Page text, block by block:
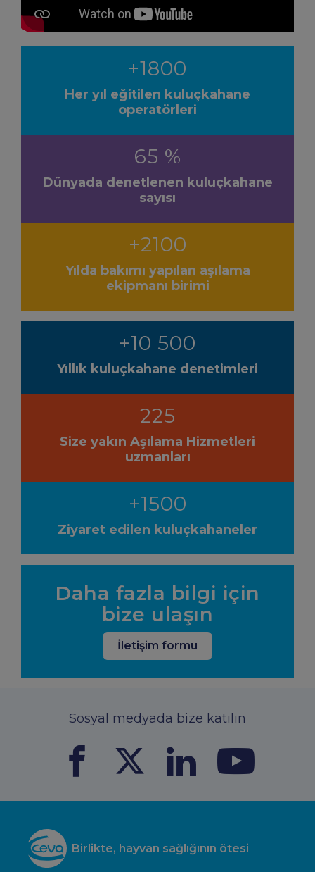
+1800
Her yıl eğitilen kuluçkahane
operatörleri
65 %
Dünyada denetlenen kuluçkahane
sayısı
+2100
Yılda bakımı yapılan aşılama
ekipmanı birimi
+10 500
Yıllık kuluçkahane denetimleri
225
Size yakın Aşılama Hizmetleri
uzmanları
+1500
Ziyaret edilen kuluçkahaneler
Daha fazla bilgi için
bize ulaşın
İletişim formu
Sosyal medyada bize katılın
Birlikte, hayvan sağlığının ötesi